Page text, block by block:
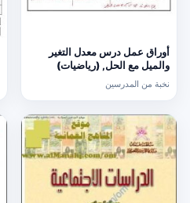
أوراق عمل درس معدل التغير
والميل مع الحل, (رياضيات)
الحادي عشر العام
نخبة من المدرسين